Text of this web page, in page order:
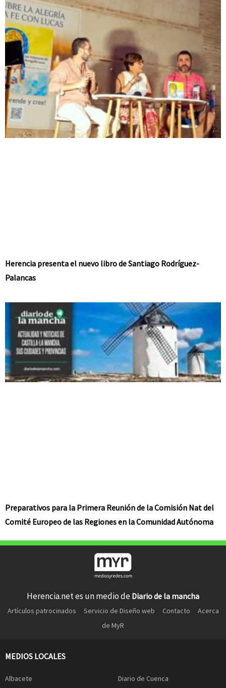
Herencia presenta el nuevo libro de Santiago Rodríguez-
Palancas
Preparativos para la Primera Reunión de la Comisión Nat del
Comité Europeo de las Regiones en la Comunidad Autónoma
Herencia.net es un medio de Diario de la mancha
Artículos patrocinados Servicio de Diseño web Contacto
Acerca
de MyR
MEDIOS LOCALES
Albacete Diario de Cuenca